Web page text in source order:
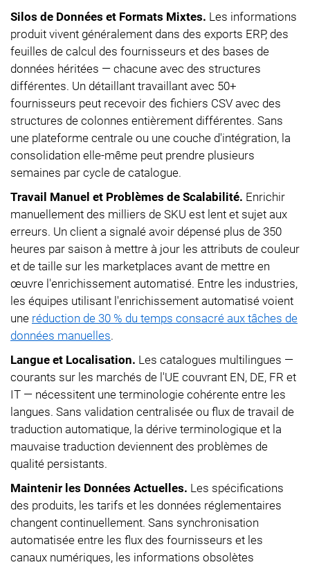
Silos de Données et Formats Mixtes. Les informations
produit vivent généralement dans des exports ERP, des
feuilles de calcul des fournisseurs et des bases de
données héritées — chacune avec des structures
différentes. Un détaillant travaillant avec 50+
fournisseurs peut recevoir des fichiers CSV avec des
structures de colonnes entièrement différentes. Sans
une plateforme centrale ou une couche d'intégration, la
consolidation elle-même peut prendre plusieurs
semaines par cycle de catalogue.
Travail Manuel et Problèmes de Scalabilité. Enrichir
manuellement des milliers de SKU est lent et sujet aux
erreurs. Un client a signalé avoir dépensé plus de 350
heures par saison à mettre à jour les attributs de couleur
et de taille sur les marketplaces avant de mettre en
œuvre l'enrichissement automatisé. Entre les industries,
les équipes utilisant l'enrichissement automatisé voient
une réduction de 30 % du temps consacré aux tâches de
données manuelles.
Langue et Localisation. Les catalogues multilingues —
courants sur les marchés de l'UE couvrant EN, DE, FR et
IT — nécessitent une terminologie cohérente entre les
langues. Sans validation centralisée ou flux de travail de
traduction automatique, la dérive terminologique et la
mauvaise traduction deviennent des problèmes de
qualité persistants.
Maintenir les Données Actuelles. Les spécifications
des produits, les tarifs et les données réglementaires
changent continuellement. Sans synchronisation
automatisée entre les flux des fournisseurs et les
canaux numériques, les informations obsolètes